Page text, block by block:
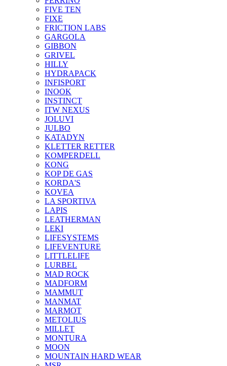
FIVE TEN
FIXE
FRICTION LABS
GARGOLA
GIBBON
GRIVEL
HILLY
HYDRAPACK
INFISPORT
INOOK
INSTINCT
ITW NEXUS
JOLUVI
JULBO
KATADYN
KLETTER RETTER
KOMPERDELL
KONG
KOP DE GAS
KORDA'S
KOVEA
LA SPORTIVA
LAPIS
LEATHERMAN
LEKI
LIFESYSTEMS
LIFEVENTURE
LITTLELIFE
LURBEL
MAD ROCK
MADFORM
MAMMUT
MANMAT
MARMOT
METOLIUS
MILLET
MONTURA
MOON
MOUNTAIN HARD WEAR